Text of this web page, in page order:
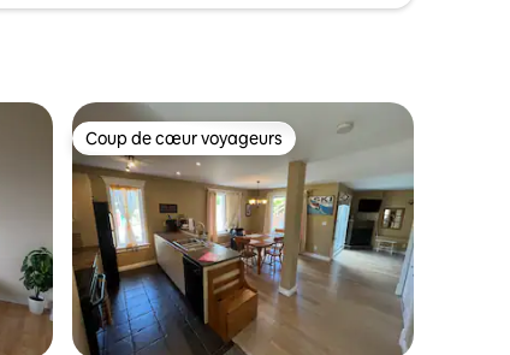
Coup de cœur voyageurs
Coup de cœur voyageurs